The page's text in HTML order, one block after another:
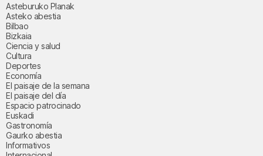
Asteburuko Planak
Asteko abestia
Bilbao
Bizkaia
Ciencia y salud
Cultura
Deportes
Economía
El paisaje de la semana
El paisaje del día
Espacio patrocinado
Euskadi
Gastronomía
Gaurko abestia
Informativos